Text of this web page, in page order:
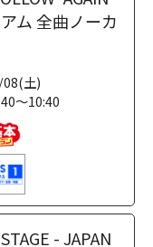
ム 全曲ノーカ
土)
～10:40
- JAPAN